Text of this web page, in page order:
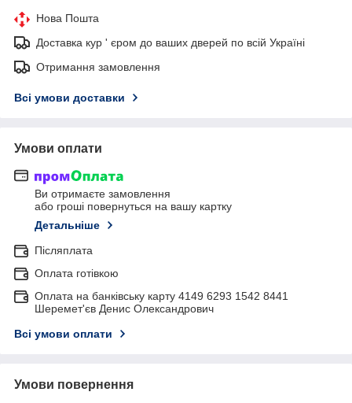
Нова Пошта
Доставка кур ' єром до ваших дверей по всій Україні
Отримання замовлення
Всі умови доставки
Умови оплати
Ви отримаєте замовлення
або гроші повернуться на вашу картку
Детальніше
Післяплата
Оплата готівкою
Оплата на банківську карту 4149 6293 1542 8441
Шеремет'єв Денис Олександрович
Всі умови оплати
Умови повернення